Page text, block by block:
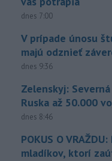
dnes 7:00
V prípade únosu
majú odznieť
dnes 9:36
Zelenskyj:
Ruska až 50.000
dnes 8:46
POKUS O
mladíkov, ktorí